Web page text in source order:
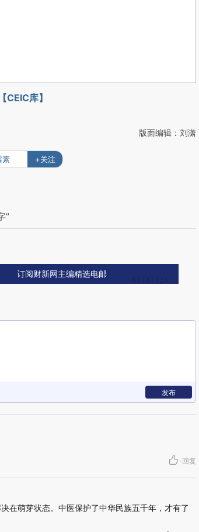
CEIC库】
版面编辑：刘潇
素 +关注
”
订阅财新网主编精选电邮
发布
· 回复
在萌芽状态。中医保护了中华民族五千年，才有了